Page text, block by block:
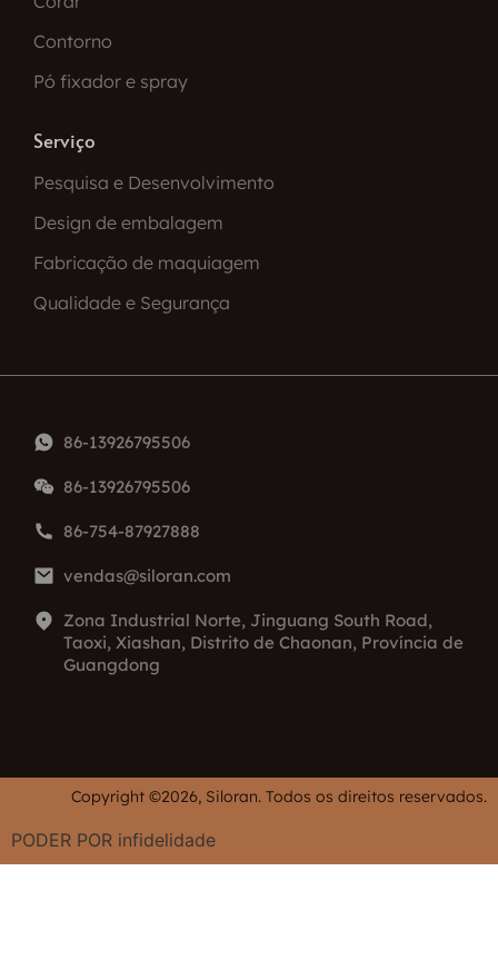
Contorno
Pó fixador e spray
Serviço
Pesquisa e Desenvolvimento
Design de embalagem
Fabricação de maquiagem
Qualidade e Segurança
86-13926795506
86-13926795506
86-754-87927888
vendas@siloran.com
Zona Industrial Norte, Jinguang South Road,
Taoxi, Xiashan, Distrito de Chaonan, Província de
Guangdong
Copyright ©2026, Siloran. Todos os direitos reservados.
PODER POR infidelidade